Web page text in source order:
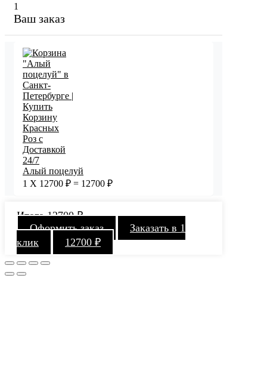
1
Ваш заказ
Алый поцелуй
1 X 12700 ₽ = 12700 ₽
Итого 12700₽
Оформить заказ
Заказать в 1
клик
12700 ₽